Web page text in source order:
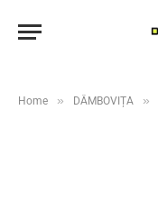
Home » DÂMBOVIȚA »